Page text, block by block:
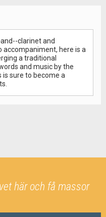
clarinet and
here is a
a traditional
and music by the
sure to become a
här och få massor